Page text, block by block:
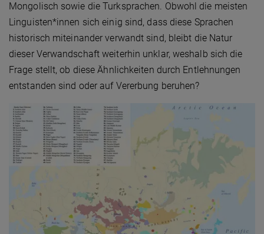
Mongolisch sowie die Turksprachen. Obwohl die meisten
Linguisten*innen sich einig sind, dass diese Sprachen
historisch miteinander verwandt sind, bleibt die Natur
dieser Verwandschaft weiterhin unklar, weshalb sich die
Frage stellt, ob diese Ähnlichkeiten durch Entlehnungen
entstanden sind oder auf Vererbung beruhen?